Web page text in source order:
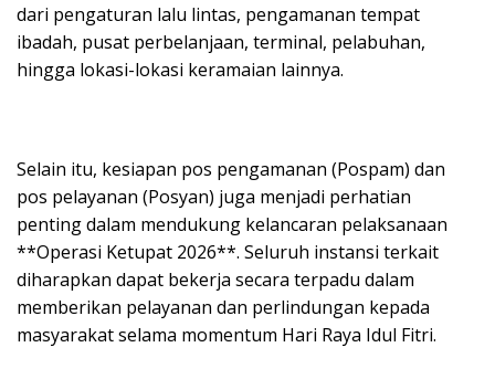
dari pengaturan lalu lintas, pengamanan tempat
ibadah, pusat perbelanjaan, terminal, pelabuhan,
hingga lokasi-lokasi keramaian lainnya.
Selain itu, kesiapan pos pengamanan (Pospam) dan
pos pelayanan (Posyan) juga menjadi perhatian
penting dalam mendukung kelancaran pelaksanaan
**Operasi Ketupat 2026**. Seluruh instansi terkait
diharapkan dapat bekerja secara terpadu dalam
memberikan pelayanan dan perlindungan kepada
masyarakat selama momentum Hari Raya Idul Fitri.